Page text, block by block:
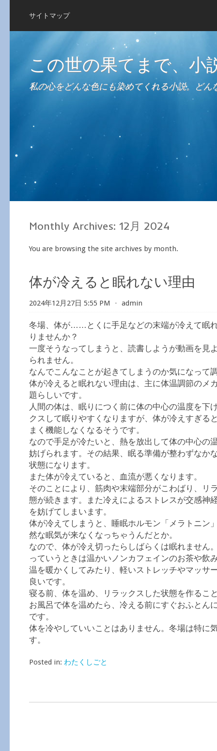
サイトマップ
この世の果てまで、小
私の心をどんな色にも染めてくれる小説。ど
Monthly Archives: 12月 2024
You are browsing the site archives by month.
体が冷えると眠れない理由
2024年12月27日 5:55 PM ⋅ admin
冬場、体が……とくに手足などの末端が冷えて眠
りませんか？
一度そうなってしまうと、読書しようが動画を見
られません。
なんでこんなことが起きてしまうのか気になって
体が冷えると眠れない理由は、主に体温調節のメ
題らしいです。
人間の体は、眠りにつく前に体の中心の温度を下
クスして眠りやすくなりますが、体が冷えすぎる
まく機能しなくなるそうです。
なので手足が冷たいと、熱を放出して体の中心の
妨げられます。その結果、眠る準備が整わずなか
状態になります。
また体が冷えていると、血流が悪くなります。
そのことにより、筋肉や末端部分がこわばり、リ
態が続きます。また冷えによるストレスが交感神
を妨げてしまいます。
体が冷えてしまうと、睡眠ホルモン「メラトニン
然な眠気が来なくなっちゃうんだとか。
なので、体が冷え切ったらしばらくは眠れません
っていうときは温かいノンカフェインのお茶や飲
温を暖かくしてみたり、軽いストレッチやマッサ
良いです。
寝る前、体を温め、リラックスした状態を作るこ
お風呂で体を温めたら、冷える前にすぐおふとん
です。
体を冷やしていいことはありません。冬場は特に
す。
Posted in: わたくしごと